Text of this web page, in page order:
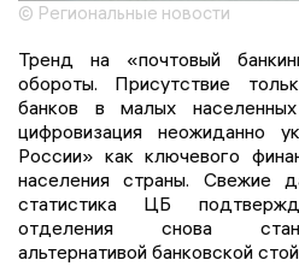
© Региональные новости
Тренд на «почтовый
обороты. Присутствие
банков в малых
цифровизация неожиданно
России» как ключевого
населения страны. Свежие
статистика ЦБ
отделения снова
альтернативой банковской